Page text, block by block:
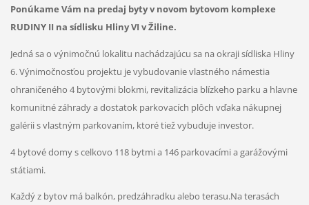
Ponúkame Vám na predaj byty v novom bytovom komplexe
RUDINY II na sídlisku Hliny VI v Žiline.
Jedná sa o výnimočnú lokalitu nachádzajúcu sa na okraji sídliska Hliny
6. Výnimočnosťou projektu je vybudovanie vlastného námestia
ohraničeného 4 bytovými blokmi, revitalizácia blízkeho parku a hlavne
komunitné záhrady a dostatok parkovacích plôch vďaka nákupnej
galérii s vlastným parkovaním, ktoré tiež vybuduje investor.
4 bytové domy s celkovo 118 bytmi a 146 parkovacími a garážovými
státiami.
Každý z bytov má balkón, predzáhradku alebo terasu.Na terasách